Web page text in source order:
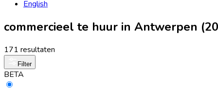
English
commercieel te huur in Antwerpen
171 resultaten
Filter
BETA